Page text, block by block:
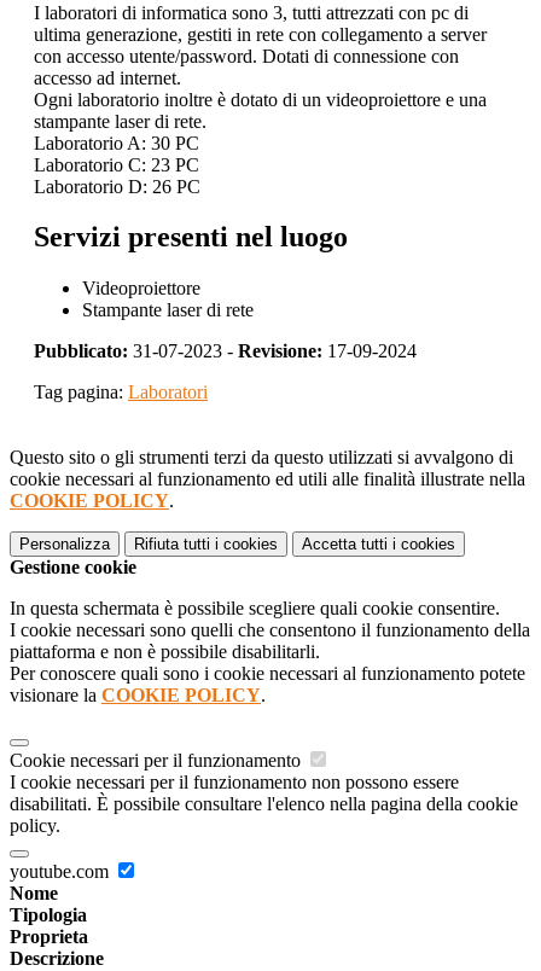
I laboratori di informatica sono 3, tutti attrezzati con pc di
ultima generazione, gestiti in rete con collegamento a server
con accesso utente/password. Dotati di connessione con
accesso ad internet.
Ogni laboratorio inoltre è dotato di un videoproiettore e una
stampante laser di rete.
Laboratorio A: 30 PC
Laboratorio C: 23 PC
Laboratorio D: 26 PC
Servizi presenti nel luogo
Videoproiettore
Stampante laser di rete
Pubblicato: 31-07-2023 - Revisione: 17-09-2024
Tag pagina: Laboratori
Questo sito o gli strumenti terzi da questo utilizzati si avvalgono di
cookie necessari al funzionamento ed utili alle finalità illustrate nella
COOKIE POLICY.
Personalizza Rifiuta tutti i cookies Accetta tutti i cookies
Gestione cookie
In questa schermata è possibile scegliere quali cookie consentire.
I cookie necessari sono quelli che consentono il funzionamento della
piattaforma e non è possibile disabilitarli.
Per conoscere quali sono i cookie necessari al funzionamento potete
visionare la COOKIE POLICY.
Cookie necessari per il funzionamento
I cookie necessari per il funzionamento non possono essere
disabilitati. È possibile consultare l'elenco nella pagina della cookie
policy.
youtube.com
Nome
Tipologia
Proprieta
Descrizione